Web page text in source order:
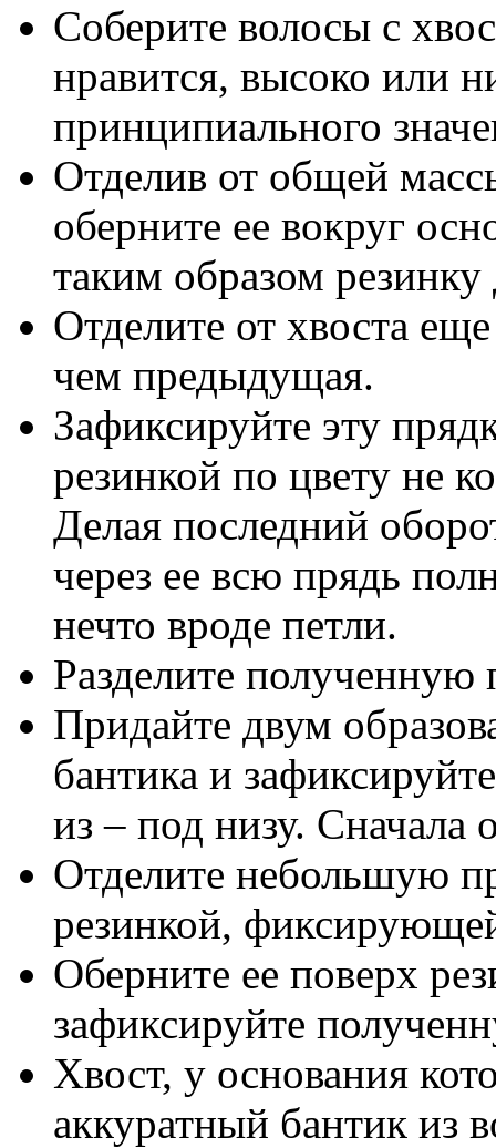
Соберите волосы с
нравится, высоко или
принципиального
Отделив от общей
оберните ее вокруг
таким образом резинку
Отделите от хвоста
чем предыдущая.
Зафиксируйте эту
резинкой по цвету не
Делая последний
через ее всю прядь
нечто вроде петли.
Разделите полученную
Придайте двум
бантика и
из – под низу. Сначала
Отделите небольшую
резинкой,
Оберните ее поверх
зафиксируйте
Хвост, у основания
аккуратный бантик из